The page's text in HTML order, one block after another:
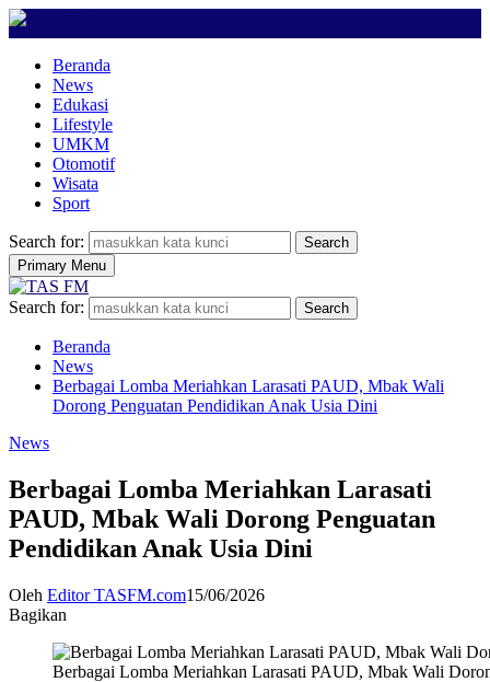
Beranda
News
Edukasi
Lifestyle
UMKM
Otomotif
Wisata
Sport
Search for:
Search
Primary Menu
Search for: Search
Beranda
News
Berbagai Lomba Meriahkan Larasati PAUD, Mbak Wali
Dorong Penguatan Pendidikan Anak Usia Dini
News
Berbagai Lomba Meriahkan Larasati
PAUD, Mbak Wali Dorong Penguatan
Pendidikan Anak Usia Dini
Oleh Editor TASFM.com15/06/2026
Bagikan
Berbagai Lomba Meriahkan Larasati PAUD, Mbak Wali